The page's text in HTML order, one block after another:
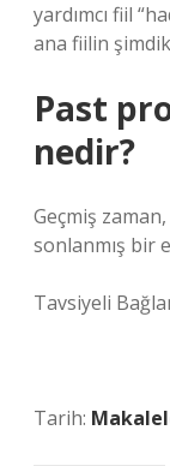
yardımcı fiil
ana fiilin
Past
nedir?
Geçmiş
sonlanmış bir
Tavsiyeli
Tarih: